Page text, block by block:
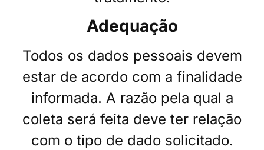
Adequação
Todos os dados pessoais devem
estar de acordo com a finalidade
informada. A razão pela qual a
coleta será feita deve ter relação
com o tipo de dado solicitado.